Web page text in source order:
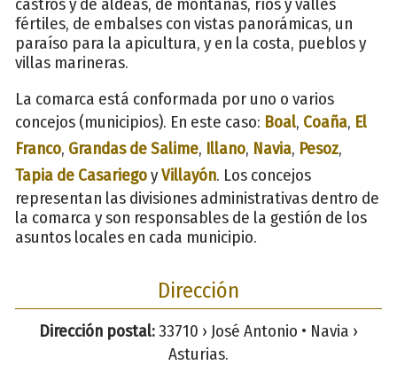
fértiles, de embalses con vistas panorámicas, un
paraíso para la apicultura, y en la costa, pueblos y
villas marineras.
La comarca está conformada por uno o varios
concejos (municipios). En este caso: Boal, Coaña, El
Franco, Grandas de Salime, Illano, Navia, Pesoz,
Tapia de CasariegoyVillayón. Los concejos
representan las divisiones administrativas dentro de
la comarca y son responsables de la gestión de los
asuntos locales en cada municipio.
Dirección
Dirección postal:33710 › José Antonio • Navia ›
Asturias.